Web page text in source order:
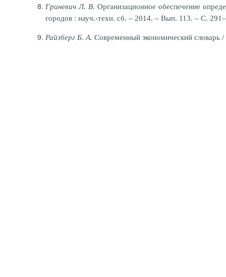
Гриневич Л. В. Организационное обеспечение
городов : науч.-техн. сб. – 2014. – Вып. 113. – С.
Райзберг Б. А. Современный экономический